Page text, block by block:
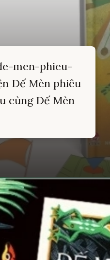
men-phieu-
Dế Mèn phiêu
cùng Dế Mèn